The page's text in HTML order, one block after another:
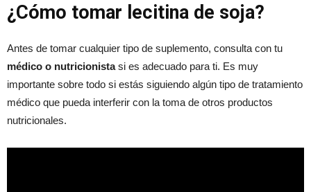
¿Cómo tomar lecitina de soja?
Antes de tomar cualquier tipo de suplemento, consulta con tu
médico o nutricionistasi es adecuado para ti. Es muy
importante sobre todo si estás siguiendo algún tipo de tratamiento
médico que pueda interferir con la toma de otros productos
nutricionales.